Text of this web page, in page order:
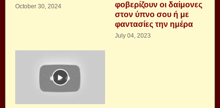
October 30, 2024
φοβερίζουν οι δαίμονες
στον ύπνο σου ή με
φαντασίες την ημέρα
July 04, 2023